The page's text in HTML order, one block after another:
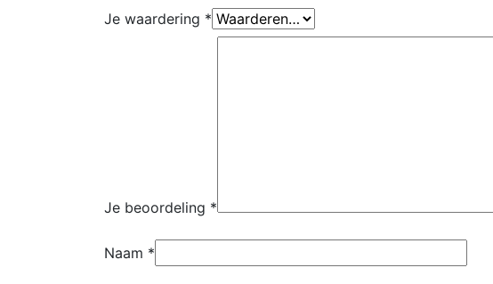
Je waardering *
Je beoordeling *
Naam *